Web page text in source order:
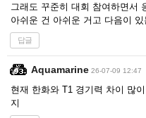
그래도 꾸준히 대회 참여하면서
아쉬운 건 아쉬운 거고 다음이
답글
Aquamarine 26-07-09 12:47
현재 한화와 T1 경기력 차이 많
지